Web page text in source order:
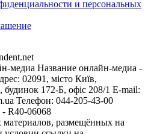
и персональных
медиа Название онлайн-медиа -
02091, місто Київ,
172-Б, офіс 208/1 E-mail:
Телефон: 044-205-43-00
R40-06068
размещённых на